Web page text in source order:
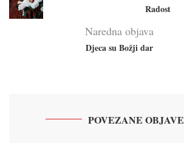
Radost
Naredna objava
Djeca su Božji dar
POVEZANE OBJAVE